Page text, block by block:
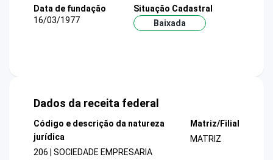
Data de fundação
16/03/1977
Situação Cadastral
Baixada
Dados da receita federal
Código e descrição da natureza
jurídica
206 | SOCIEDADE EMPRESARIA
Matriz/Filial
MATRIZ